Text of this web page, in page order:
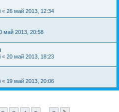
« 26 май 2013, 12:34
май 2013, 20:58
« 20 май 2013, 18:23
« 19 май 2013, 20:06